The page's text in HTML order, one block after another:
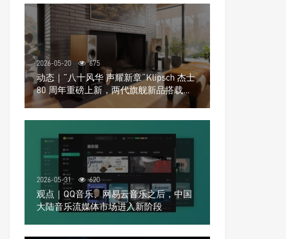
2026-05-20 675
动态｜”八十风华 声耀新章“Klipsch 杰士
80 周年重磅上新，两代旗舰新品搭载硬
核配置音质再升级
2026-05-31 620
观点｜QQ音乐、网易云音乐之后，中国
大陆音乐流媒体市场进入新阶段